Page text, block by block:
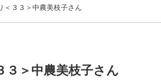
＜３３＞中農美枝子さん
３＞中農美枝子さん